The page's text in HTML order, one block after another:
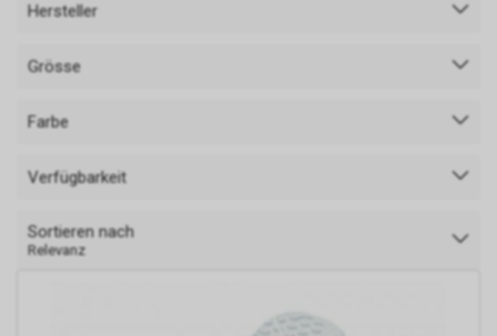
Hersteller
Grösse
Farbe
Verfügbarkeit
Sortieren nach
Relevanz